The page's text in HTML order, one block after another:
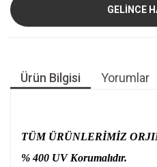
GELİNCE
Ürün Bilgisi Yorumlar
TÜM ÜRÜNLERİMİZ
% 400 UV Korumalıdır.